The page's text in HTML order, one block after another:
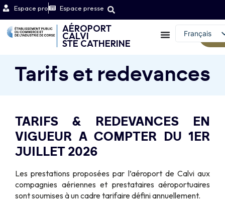
Espace pro Espace presse
AÉROPORT
CALVI
STE CATHERINE
Français
English (UK)
Tarifs et redevances
TARIFS & REDEVANCES EN
VIGUEUR A COMPTER DU 1ER
JUILLET 2026
Les prestations proposées par l’aéroport de Calvi aux
compagnies aériennes et prestataires aéroportuaires
sont soumises à un cadre tarifaire défini annuellement.